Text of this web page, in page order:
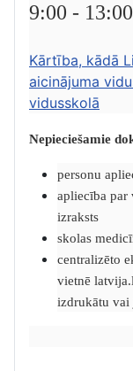
9:00 - 13:00
Kārtība, kādā
aicinājuma
vidusskolā
Nepieciešamie
personu
apliecība par
izraksts
skolas
centralizēto
vietnē
izdrukātu vai